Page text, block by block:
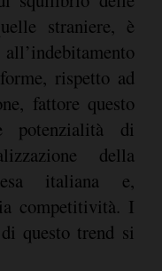
straniere, è
rispetto ad
fattore questo
potenzialità di
della
italiana e,
competitività. I
questo trend si